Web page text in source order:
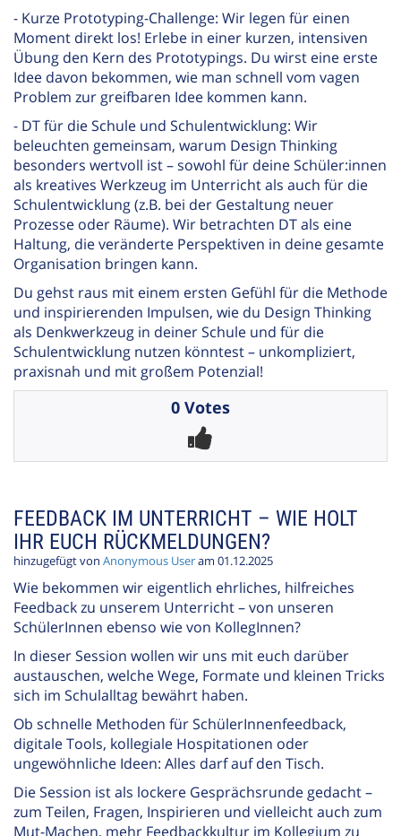
- Kurze Prototyping-Challenge: Wir legen für einen
Moment direkt los! Erlebe in einer kurzen, intensiven
Übung den Kern des Prototypings. Du wirst eine erste
Idee davon bekommen, wie man schnell vom vagen
Problem zur greifbaren Idee kommen kann.
- DT für die Schule und Schulentwicklung: Wir
beleuchten gemeinsam, warum Design Thinking
besonders wertvoll ist – sowohl für deine Schüler:innen
als kreatives Werkzeug im Unterricht als auch für die
Schulentwicklung (z.B. bei der Gestaltung neuer
Prozesse oder Räume). Wir betrachten DT als eine
Haltung, die veränderte Perspektiven in deine gesamte
Organisation bringen kann.
Du gehst raus mit einem ersten Gefühl für die Methode
und inspirierenden Impulsen, wie du Design Thinking
als Denkwerkzeug in deiner Schule und für die
Schulentwicklung nutzen könntest – unkompliziert,
praxisnah und mit großem Potenzial!
0 Votes
FEEDBACK IM UNTERRICHT – WIE HOLT
IHR EUCH RÜCKMELDUNGEN?
hinzugefügt von Anonymous Useram 01.12.2025
Wie bekommen wir eigentlich ehrliches, hilfreiches
Feedback zu unserem Unterricht – von unseren
SchülerInnen ebenso wie von KollegInnen?
In dieser Session wollen wir uns mit euch darüber
austauschen, welche Wege, Formate und kleinen Tricks
sich im Schulalltag bewährt haben.
Ob schnelle Methoden für SchülerInnenfeedback,
digitale Tools, kollegiale Hospitationen oder
ungewöhnliche Ideen: Alles darf auf den Tisch.
Die Session ist als lockere Gesprächsrunde gedacht –
zum Teilen, Fragen, Inspirieren und vielleicht auch zum
Mut-Machen, mehr Feedbackkultur im Kollegium zu